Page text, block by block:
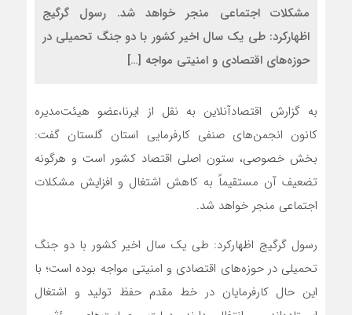
مشکلات اجتماعی منجر خواهد شد. رسول گرگیج
اظهارکرد: طی یک سال اخیر کشور با دو جنگ تحمیلی در
حوزه‌های اقتصادی و امنیتی مواجه […]
به گزارش اقتصادآنلاین به نقل از ایرنا،عضو هیئت‌مدیره
کانون انجمن‌های صنفی کارفرمایی استان گلستان گفت:
بخش خصوصی، ستون اصلی اقتصاد کشور است و هرگونه
تضعیف آن مستقیماً به کاهش اشتغال و افزایش مشکلات
اجتماعی منجر خواهد شد.
رسول گرگیج اظهارکرد: طی یک سال اخیر کشور با دو جنگ
تحمیلی در حوزه‌های اقتصادی و امنیتی مواجه بوده است؛ با
این حال کارفرمایان در خط مقدم حفظ تولید و اشتغال